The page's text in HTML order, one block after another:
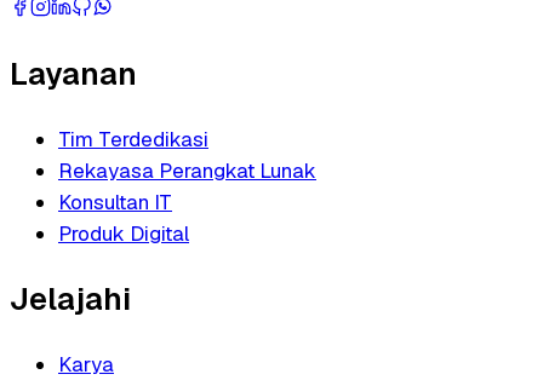
Layanan
Tim Terdedikasi
Rekayasa Perangkat Lunak
Konsultan IT
Produk Digital
Jelajahi
Karya